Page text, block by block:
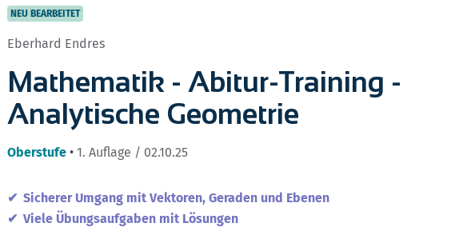
NEU BEARBEITET
Eberhard Endres
Mathematik - Abitur-Training -
Analytische Geometrie
Oberstufe •1. Auflage / 02.10.25
Sicherer Umgang mit Vektoren, Geraden und Ebenen
Viele Übungsaufgaben mit Lösungen